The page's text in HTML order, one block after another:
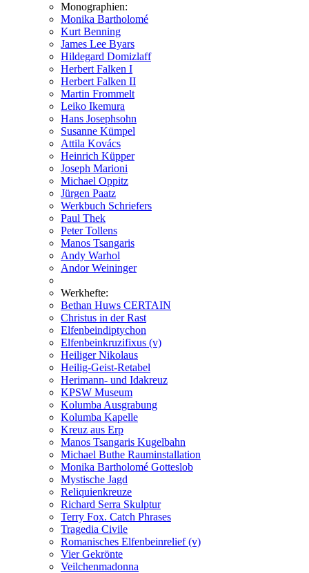
Monographien:
Monika Bartholomé
Kurt Benning
James Lee Byars
Hildegard Domizlaff
Herbert Falken I
Herbert Falken II
Martin Frommelt
Leiko Ikemura
Hans Josephsohn
Susanne Kümpel
Attila Kovács
Heinrich Küpper
Joseph Marioni
Michael Oppitz
Jürgen Paatz
Werkbuch Schriefers
Paul Thek
Peter Tollens
Manos Tsangaris
Andy Warhol
Andor Weininger
Werkhefte:
Bethan Huws CERTAIN
Christus in der Rast
Elfenbeindiptychon
Elfenbeinkruzifixus (v)
Heiliger Nikolaus
Heilig-Geist-Retabel
Herimann- und Idakreuz
KPSW Museum
Kolumba Ausgrabung
Kolumba Kapelle
Kreuz aus Erp
Manos Tsangaris Kugelbahn
Michael Buthe Rauminstallation
Monika Bartholomé Gotteslob
Mystische Jagd
Reliquienkreuze
Richard Serra Skulptur
Terry Fox. Catch Phrases
Tragedia Civile
Romanisches Elfenbeinrelief (v)
Vier Gekrönte
Veilchenmadonna